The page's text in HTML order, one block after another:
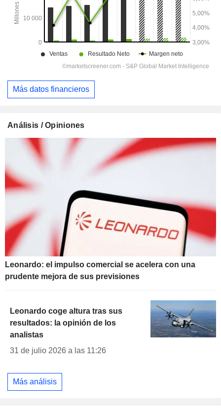
Más datos financieros
Análisis / Opiniones
Leonardo: el impulso comercial se acelera con una
prudente mejora de sus previsiones
Leonardo coge altura tras sus
resultados: la opinión de los
analistas
31 de julio 2026 a las 11:26
Más análisis